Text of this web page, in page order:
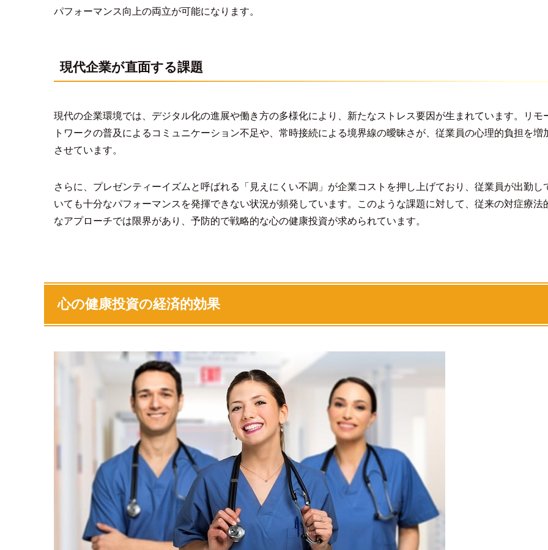
パフォーマンス向上の両立が可能になります。
現代企業が直面する課題
現代の企業環境では、デジタル化の進展や働き方の多様化により、新たなストレス要因が生まれています。リモ
トワークの普及によるコミュニケーション不足や、常時接続による境界線の曖昧さが、従業員の心理的負担を増
させています。
さらに、プレゼンティーイズムと呼ばれる「見えにくい不調」が企業コストを押し上げており、従業員が出勤し
いても十分なパフォーマンスを発揮できない状況が頻発しています。このような課題に対して、従来の対症療法
なアプローチでは限界があり、予防的で戦略的な心の健康投資が求められています。
心の健康投資の経済的効果